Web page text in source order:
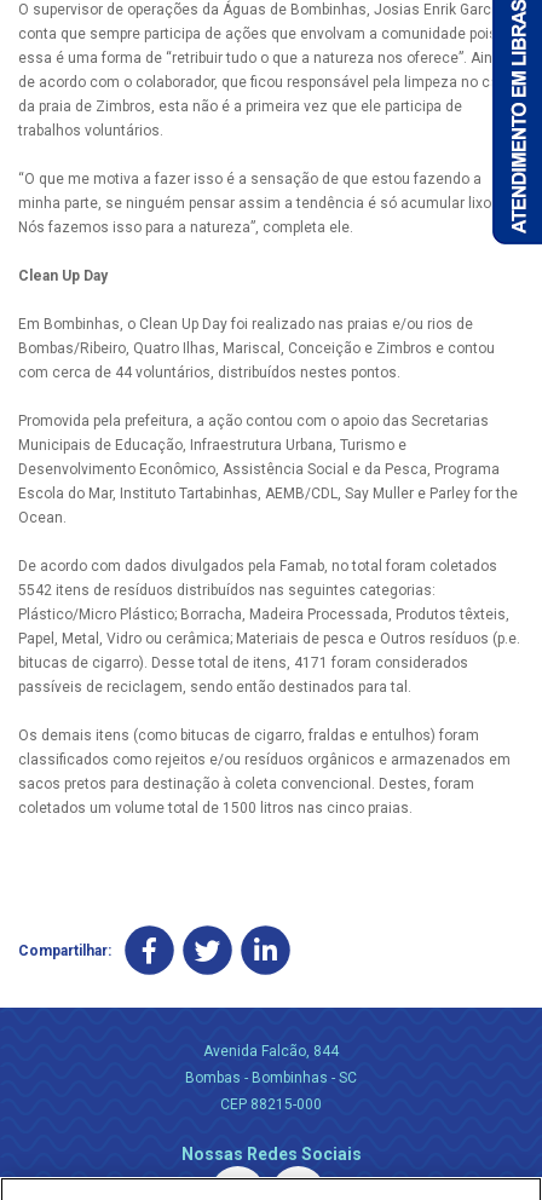
O supervisor de operações da Águas de Bombinhas, Josias Enrik Garcia,
conta que sempre participa de ações que envolvam a comunidade pois
essa é uma forma de “retribuir tudo o que a natureza nos oferece”. Ainda
de acordo com o colaborador, que ficou responsável pela limpeza no canto
da praia de Zimbros, esta não é a primeira vez que ele participa de
trabalhos voluntários.
“O que me motiva a fazer isso é a sensação de que estou fazendo a
minha parte, se ninguém pensar assim a tendência é só acumular lixo.
Nós fazemos isso para a natureza”, completa ele.
Clean Up Day
Em Bombinhas, o Clean Up Day foi realizado nas praias e/ou rios de
Bombas/Ribeiro, Quatro Ilhas, Mariscal, Conceição e Zimbros e contou
com cerca de 44 voluntários, distribuídos nestes pontos.
Promovida pela prefeitura, a ação contou com o apoio das Secretarias
Municipais de Educação, Infraestrutura Urbana, Turismo e
Desenvolvimento Econômico, Assistência Social e da Pesca, Programa
Escola do Mar, Instituto Tartabinhas, AEMB/CDL, Say Muller e Parley for the
Ocean.
De acordo com dados divulgados pela Famab, no total foram coletados
5542 itens de resíduos distribuídos nas seguintes categorias:
Plástico/Micro Plástico; Borracha, Madeira Processada, Produtos têxteis,
Papel, Metal, Vidro ou cerâmica; Materiais de pesca e Outros resíduos (p.e.
bitucas de cigarro). Desse total de itens, 4171 foram considerados
passíveis de reciclagem, sendo então destinados para tal.
Os demais itens (como bitucas de cigarro, fraldas e entulhos) foram
classificados como rejeitos e/ou resíduos orgânicos e armazenados em
sacos pretos para destinação à coleta convencional. Destes, foram
coletados um volume total de 1500 litros nas cinco praias.
Compartilhar:
Avenida Falcão, 844
Bombas - Bombinhas - SC
CEP 88215-000
Nossas Redes Sociais